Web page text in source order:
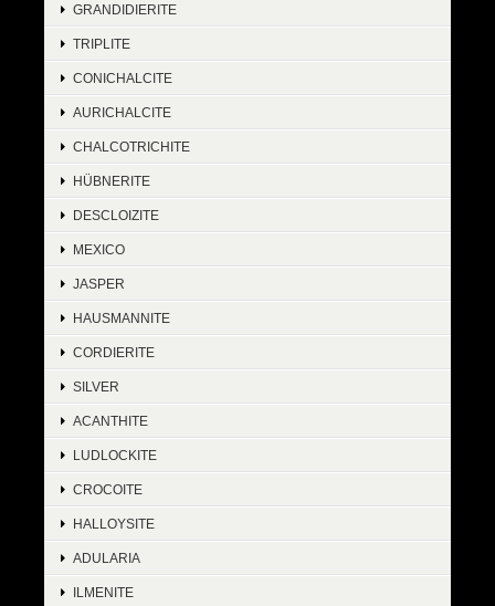
GRANDIDIERITE
TRIPLITE
CONICHALCITE
AURICHALCITE
CHALCOTRICHITE
HÜBNERITE
DESCLOIZITE
MEXICO
JASPER
HAUSMANNITE
CORDIERITE
SILVER
ACANTHITE
LUDLOCKITE
CROCOITE
HALLOYSITE
ADULARIA
ILMENITE